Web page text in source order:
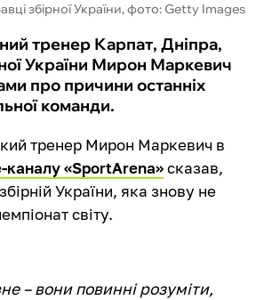
збірної України, фото: Getty Images
тренер Карпат, Дніпра,
України Мирон Маркевич
про причини останніх
команди.
тренер Мирон Маркевич в
каналу «SportArena»сказав,
України, яка знову не
світу.
– вони повинні розуміти,